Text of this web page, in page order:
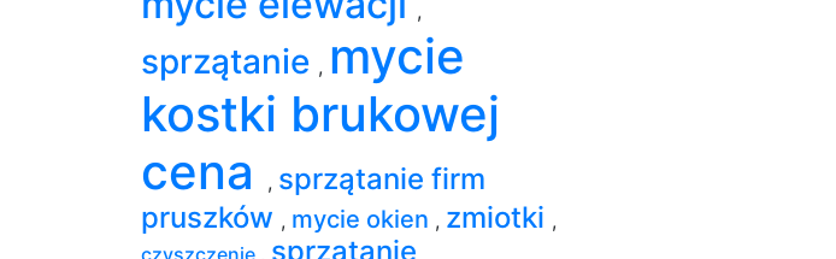
,
sprzątanie , mycie
kostki brukowej
cena
, sprzątanie firm
pruszków , mycie okien , zmiotki ,
czyszczenie , sprzątanie